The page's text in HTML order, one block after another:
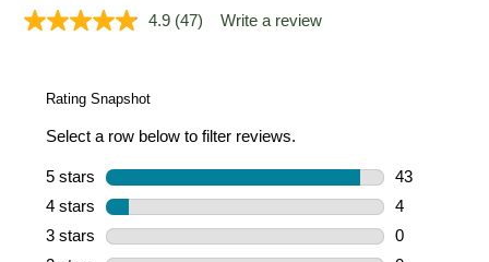
4.9 Read
(47) Write a review